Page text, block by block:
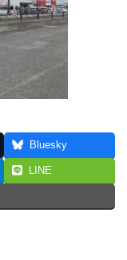
Bluesky
LINE